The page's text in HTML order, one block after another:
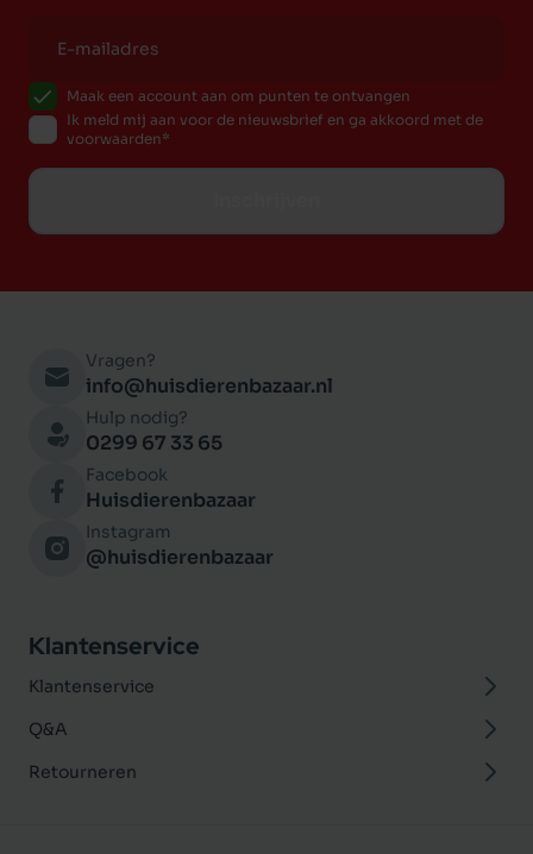
Maak een account aan om punten te ontvangen
Ik meld mij aan voor de nieuwsbrief en ga akkoord met de
voorwaarden
Vragen?
info@huisdierenbazaar.nl
Hulp nodig?
0299 67 33 65
Facebook
Huisdierenbazaar
Instagram
@huisdierenbazaar
Klantenservice
Klantenservice
Q&A
Retourneren